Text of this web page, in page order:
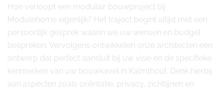
Hoe verloopt een modulair bouwproject bij
Modulehome eigenlijk? Het traject begint altijd met een
persoonlijk gesprek waarin we uw wensen en budget
bespreken. Vervolgens ontwikkelen onze architecten een
ontwerp dat perfect aansluit bij uw visie en de specifieke
kenmerken van uw bouwkavel in Kalmthout. Denk hierbij
aan aspecten zoals oriëntatie, privacy, zichtlijnen en